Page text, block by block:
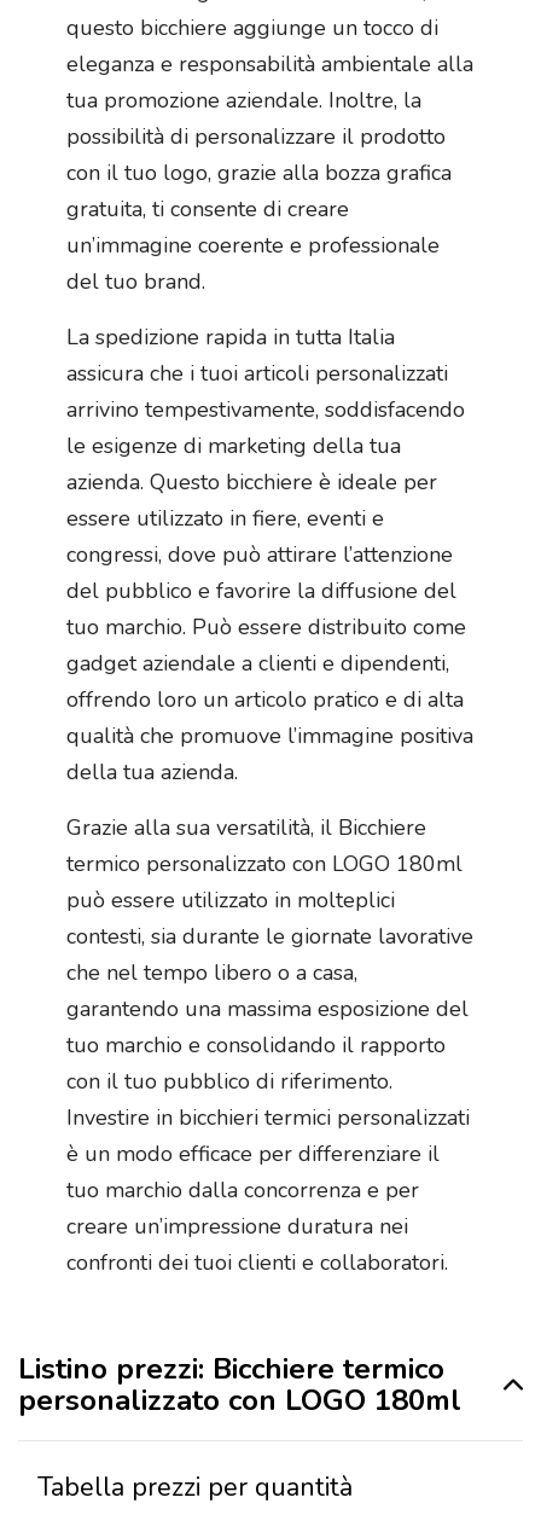
questo bicchiere aggiunge un tocco di
eleganza e responsabilità ambientale alla
tua promozione aziendale. Inoltre, la
possibilità di personalizzare il prodotto
con il tuo logo, grazie alla bozza grafica
gratuita, ti consente di creare
un’immagine coerente e professionale
del tuo brand.
La spedizione rapida in tutta Italia
assicura che i tuoi articoli personalizzati
arrivino tempestivamente, soddisfacendo
le esigenze di marketing della tua
azienda. Questo bicchiere è ideale per
essere utilizzato in fiere, eventi e
congressi, dove può attirare l’attenzione
del pubblico e favorire la diffusione del
tuo marchio. Può essere distribuito come
gadget aziendale a clienti e dipendenti,
offrendo loro un articolo pratico e di alta
qualità che promuove l’immagine positiva
della tua azienda.
Grazie alla sua versatilità, il Bicchiere
termico personalizzato con LOGO 180ml
può essere utilizzato in molteplici
contesti, sia durante le giornate lavorative
che nel tempo libero o a casa,
garantendo una massima esposizione del
tuo marchio e consolidando il rapporto
con il tuo pubblico di riferimento.
Investire in bicchieri termici personalizzati
è un modo efficace per differenziare il
tuo marchio dalla concorrenza e per
creare un’impressione duratura nei
confronti dei tuoi clienti e collaboratori.
Listino prezzi: Bicchiere termico
personalizzato con LOGO 180ml
Tabella prezzi per quantità